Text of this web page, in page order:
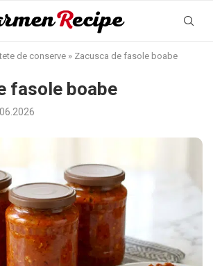
de conserve » Zacusca de fasole boabe
fasole boabe